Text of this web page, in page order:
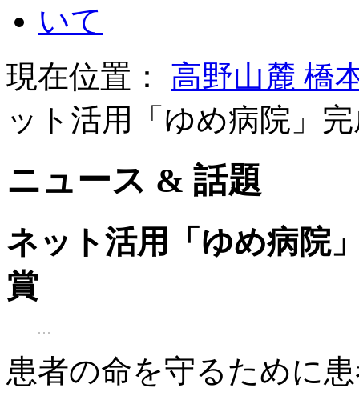
現在位置： 高野山麓 橋
ット活用「ゆめ病院」
ニュース & 話題
ネット活用「ゆめ病院
賞
患者の命を守るために